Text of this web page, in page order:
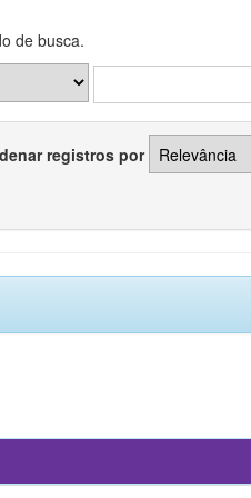
de busca.
registros por